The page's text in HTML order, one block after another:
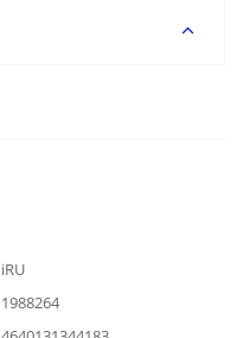
iRU
1988264